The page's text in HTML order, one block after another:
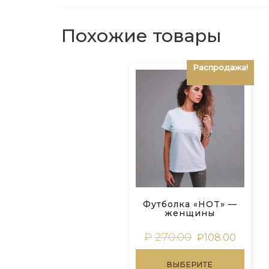
Похожие товары
Распродажа!
Футболка «HOT» —
женщины
₽ 270.00
цена
составляла
₽108.00
цена:
ВЫБЕРИТЕ